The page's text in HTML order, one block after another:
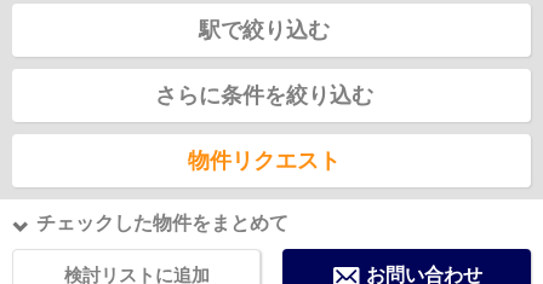
駅で絞り込む
さらに条件を絞り込む
物件リクエスト
チェックした物件をまとめて
検討リストに追加 お問い合わせ